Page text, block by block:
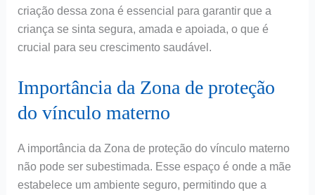
criação dessa zona é essencial para garantir que a
criança se sinta segura, amada e apoiada, o que é
crucial para seu crescimento saudável.
Importância da Zona de proteção
do vínculo materno
A importância da Zona de proteção do vínculo materno
não pode ser subestimada. Esse espaço é onde a mãe
estabelece um ambiente seguro, permitindo que a